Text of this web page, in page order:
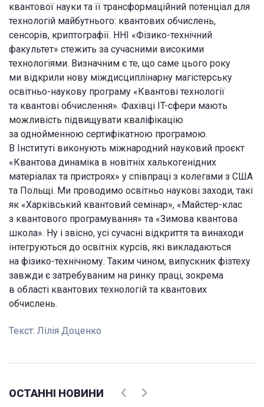
квантової науки та її трансформаційний потенціал для
технологій майбутнього: квантових обчислень,
сенсорів, криптографії. ННІ «Фізико-технічний
факультет» стежить за сучасними високими
технологіями. Визначним є те, що саме цього року
ми відкрили нову міждисциплінарну магістерську
освітньо-наукову програму «Квантові технології
та квантові обчислення». Фахівці IT-сфери мають
можливість підвищувати кваліфікацію
за однойменною сертифікатною програмою.
В Інституті виконують міжнародний науковий проєкт
«Квантова динаміка в новітніх халькогенідних
матеріалах та пристроях» у співпраці з колегами з США
та Польщі. Ми проводимо освітньо наукові заходи, такі
як «Харківський квантовий семінар», «Майстер-клас
з квантового програмування» та «Зимова квантова
школа». Ну і звісно, усі сучасні відкриття та винаходи
інтегруються до освітніх курсів, які викладаються
на фізико-технічному. Таким чином, випускник фізтеху
завжди є затребуваним на ринку праці, зокрема
в області квантових технологій та квантових
обчислень.
Текст: Лілія Доценко
ОСТАННІ НОВИНИ